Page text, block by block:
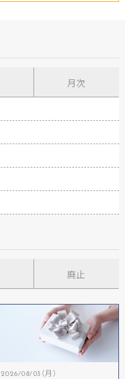
月次
廃止
2026/08/03（月）